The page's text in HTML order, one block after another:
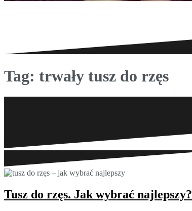
Tag: trwały tusz do rzęs
Tusz do rzęs. Jak wybrać najlepszy?